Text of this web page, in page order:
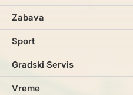
Zabava
Sport
Gradski Servis
Vreme